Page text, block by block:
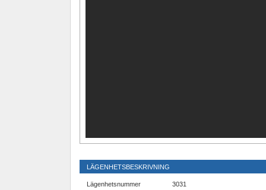
LÄGENHETSBESKRIVNING
Lägenhetsnummer
3031